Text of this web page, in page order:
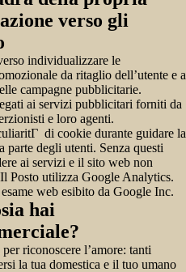
verso gli
individualizzare le
da ritaglio dell’utente e a
campagne pubblicitarie.
ai servizi pubblicitari forniti da
e loro agenti.
di cookie durante guidare la
parte degli utenti. Senza questi
ai servizi e il sito web non
Posto utilizza Google Analytics.
web esibito da Google Inc.
hai
riconoscere l’amore: tanti
la tua domestica e il tuo umano